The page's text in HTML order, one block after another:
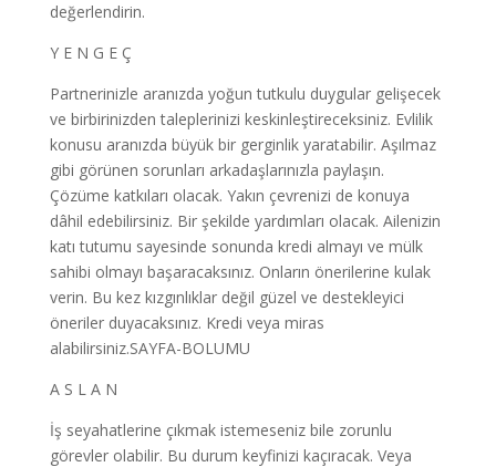
değerlendirin.
Y E N G E Ç
Partnerinizle aranızda yoğun tutkulu duygular gelişecek
ve birbirinizden taleplerinizi keskinleştireceksiniz. Evlilik
konusu aranızda büyük bir gerginlik yaratabilir. Aşılmaz
gibi görünen sorunları arkadaşlarınızla paylaşın.
Çözüme katkıları olacak. Yakın çevrenizi de konuya
dâhil edebilirsiniz. Bir şekilde yardımları olacak. Ailenizin
katı tutumu sayesinde sonunda kredi almayı ve mülk
sahibi olmayı başaracaksınız. Onların önerilerine kulak
verin. Bu kez kızgınlıklar değil güzel ve destekleyici
öneriler duyacaksınız. Kredi veya miras
alabilirsiniz.SAYFA-BOLUMU
A S L A N
İş seyahatlerine çıkmak istemeseniz bile zorunlu
görevler olabilir. Bu durum keyfinizi kaçıracak. Veya